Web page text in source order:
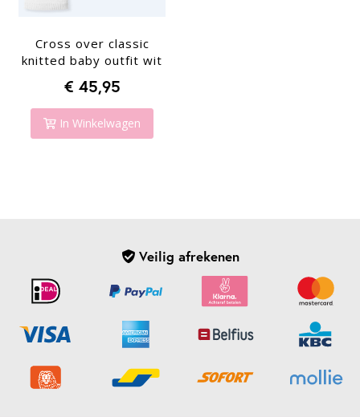
Cross over classic
knitted baby outfit wit
€ 45,95
In Winkelwagen
Veilig afrekenen